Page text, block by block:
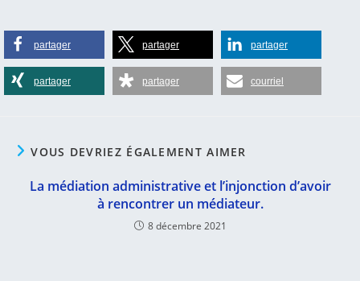
partager partager partager
partager partager courriel
VOUS DEVRIEZ ÉGALEMENT AIMER
La médiation administrative et l’injonction d’avoir
à rencontrer un médiateur.
8 décembre 2021